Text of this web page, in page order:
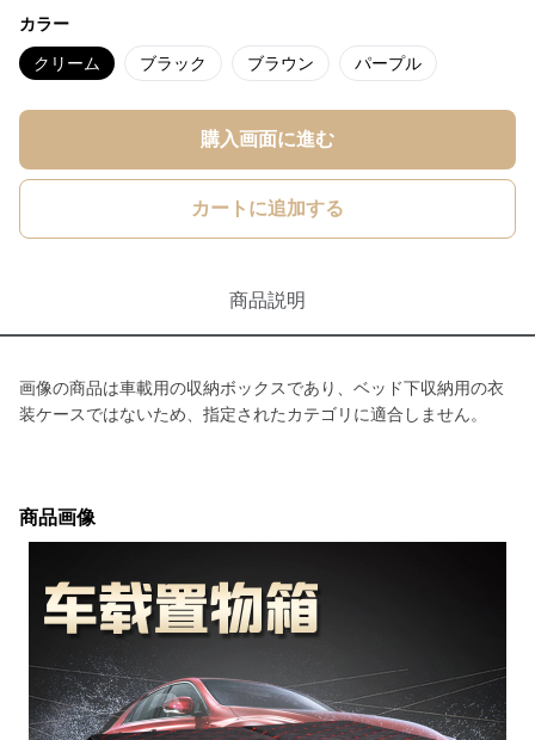
カラー
クリーム ブラック ブラウン パープル
購入画面に進む
カートに追加する
商品説明
画像の商品は車載用の収納ボックスであり、ベッド下収納用の衣
装ケースではないため、指定されたカテゴリに適合しません。
商品画像